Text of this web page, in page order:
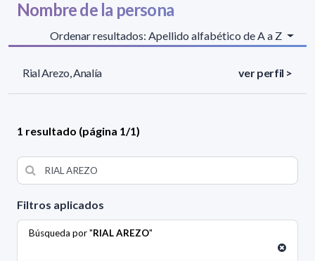
Filtros aplicados
Búsqueda por "RIAL AREZO"
Nombre de la persona
Ordenar resultados: Apellido alfabético de A a Z
Rial Arezo, Analía ver perfil >
1 resultado (página 1/1)